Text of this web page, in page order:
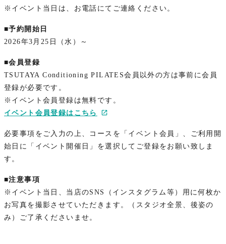
※イベント当日は、お電話にてご連絡ください。
■予約開始日
2026年3月25日（水）～
■会員登録
TSUTAYA Conditioning PILATES会員以外の方は事前に会員
登録が必要です。
※イベント会員登録は無料です。
イベント会員登録はこちら
必要事項をご入力の上、コースを「イベント会員」、ご利用開
始日に「イベント開催日」を選択してご登録をお願い致しま
す。
■注意事項
※イベント当日、当店のSNS（インスタグラム等）用に何枚か
お写真を撮影させていただきます。（スタジオ全景、後姿の
み）ご了承くださいませ。